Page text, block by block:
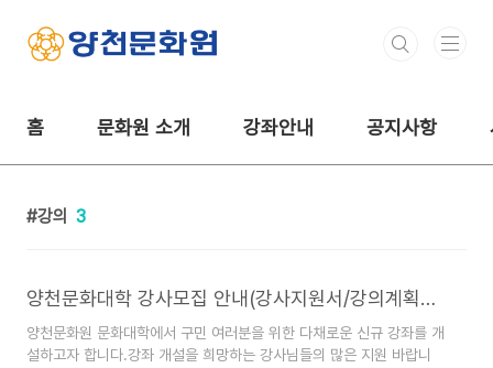
홈 문화원 소개 강좌안내 공지사항
강의 3
양천문화대학 강사모집 안내(강사지원서/강의계획서 양식 등)
양천문화원 문화대학에서 구민 여러분을 위한 다채로운 신규 강좌를 개
설하고자 합니다.강좌 개설을 희망하는 강사님들의 많은 지원 바랍니